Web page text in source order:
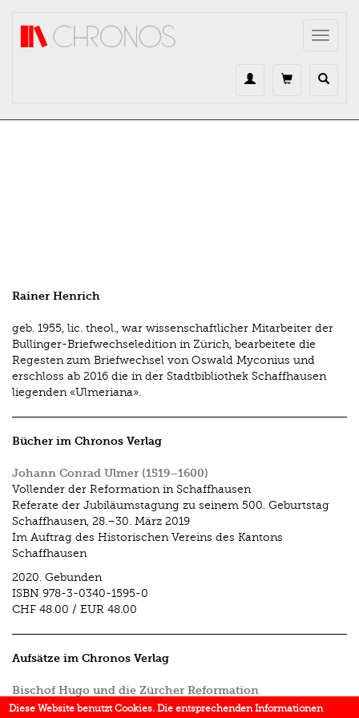
Toggle
Rainer Henrich
geb. 1955, lic. theol., war wissenschaftlicher Mitarbeiter der
Bullinger-Briefwechseledition in Zürich, bearbeitete die
Regesten zum Briefwechsel von Oswald Myconius und
erschloss ab 2016 die in der Stadtbibliothek Schaffhausen
liegenden «Ulmeriana».
Bücher im Chronos Verlag
Johann Conrad Ulmer (1519–1600)
Vollender der Reformation in Schaffhausen
Referate der Jubiläumstagung zu seinem 500. Geburtstag
Schaffhausen, 28.–30. März 2019
Im Auftrag des Historischen Vereins des Kantons
Schaffhausen
2020. Gebunden
ISBN 978-3-0340-1595-0
CHF 48.00 / EUR 48.00
Aufsätze im Chronos Verlag
Bischof Hugo und die Zürcher Reformation
In:Ein feiner Fürst in einer rauen Zeit 2011.
Diese Website benutzt Cookies. Die entsprechenden Informationen